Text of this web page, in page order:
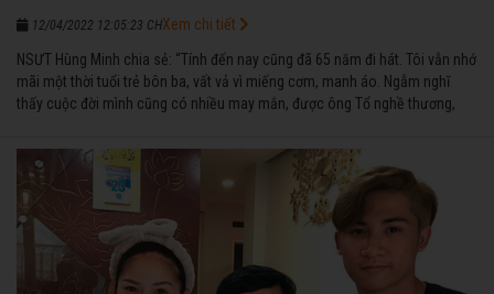
12/04/2022 12:05:23 CH
NSƯT Hùng Minh chia sẻ: “Tính đến nay cũng đã 65 năm đi hát. Tôi vẫn nhớ
mãi một thời tuổi trẻ bôn ba, vất vả vì miếng cơm, manh áo. Ngẫm nghĩ
thấy cuộc đời mình cũng có nhiều may mắn, được ông Tổ nghề thương,
ngược nhận được những cơ may để từng bước thành danh với nghiệp ca
diễn”.
Xem chi tiết